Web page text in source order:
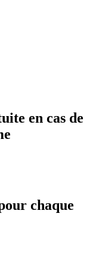
en cas de
chaque